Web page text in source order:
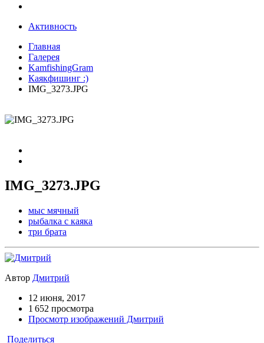
Активность
Главная
Галерея
KamfishingGram
Каякфишинг :)
IMG_3273.JPG
IMG_3273.JPG
мыс мячный
рыбалка с каяка
три брата
Автор Дмитрий
12 июня, 2017
1 652 просмотра
Просмотр изображений Дмитрий
Поделиться